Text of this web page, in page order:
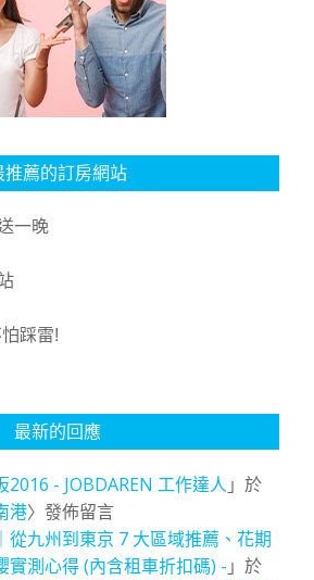
推薦的訂房網站
一晚
踩雷!
最新的回應
2016 - JOBDAREN 工作達人 」於
港〉發佈留言
從九州到東京 7 大區域推薦、花期
實測心得 (內含租車折扣碼) - 」於